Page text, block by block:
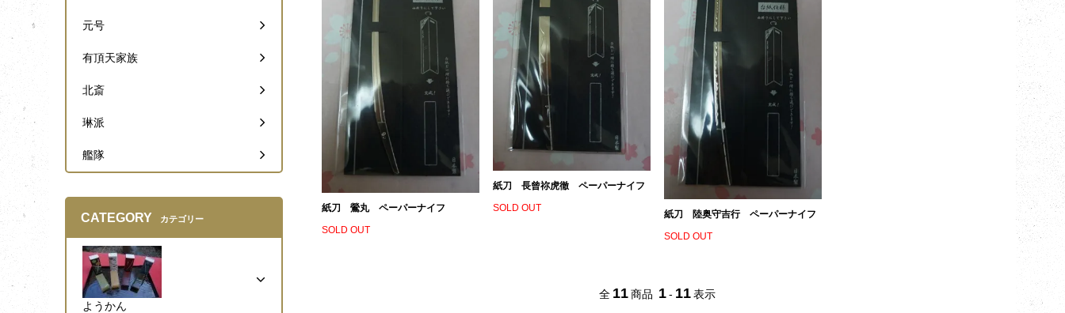
紙刀 鶯丸 ペーパーナイフ
SOLD OUT
紙刀 長曾祢虎徹 ペーパーナイフ
SOLD OUT
紙刀 陸奥守吉行 ペーパーナイフ
SOLD OUT
全 11商品 1- 11表示
元号
有頂天家族
北斎
琳派
艦隊
CATEGORY カテゴリー
ようかん